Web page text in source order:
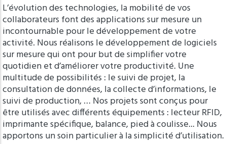
L’évolution des technologies, la mobilité de vos
collaborateurs font des applications sur mesure un
incontournable pour le développement de votre
activité. Nous réalisons le développement de logiciels
sur mesure qui ont pour but de simplifier votre
quotidien et d’améliorer votre productivité. Une
multitude de possibilités : le suivi de projet, la
consultation de données, la collecte d’informations, le
suivi de production, … Nos projets sont conçus pour
être utilisés avec différents équipements : lecteur RFID,
imprimante spécifique, balance, pied à coulisse... Nous
apportons un soin particulier à la simplicité d’utilisation.